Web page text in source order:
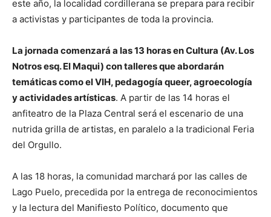
este año, la localidad cordillerana se prepara para recibir
a activistas y participantes de toda la provincia.
La jornada comenzará a las 13 horas en Cultura (Av. Los
Notros esq. El Maqui) con talleres que abordarán
temáticas como el VIH, pedagogía queer, agroecología
y actividades artísticas. A partir de las 14 horas el
anfiteatro de la Plaza Central será el escenario de una
nutrida grilla de artistas, en paralelo a la tradicional Feria
del Orgullo.
A las 18 horas, la comunidad marchará por las calles de
Lago Puelo, precedida por la entrega de reconocimientos
y la lectura del Manifiesto Político, documento que